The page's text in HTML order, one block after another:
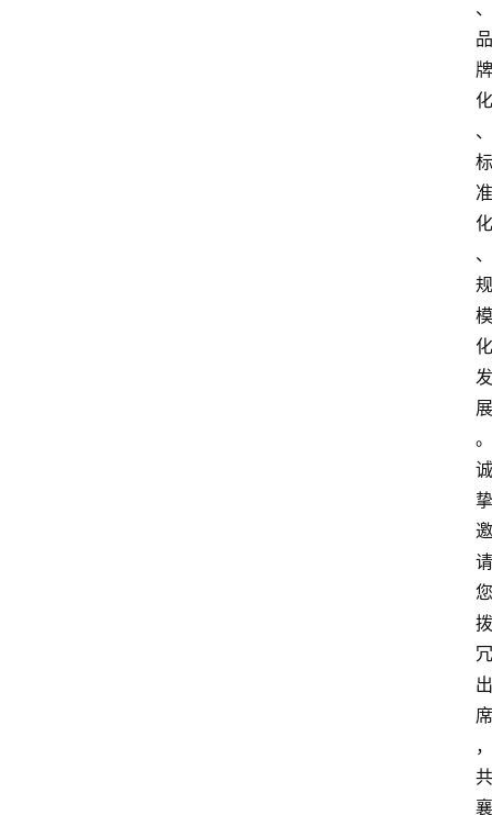
、
品
牌
化
、
标
准
化
、
规
模
化
发
展
。
诚
挚
邀
请
您
拨
冗
出
席
，
共
襄